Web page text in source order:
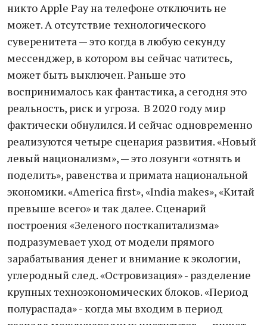
никто Apple Pay на телефоне отключить не
может. А отсутствие технологического
суверенитета — это когда в любую секунду
мессенджер, в котором вы сейчас чатитесь,
может быть выключен. Раньше это
воспринималось как фантастика, а сегодня это
реальность, риск и угроза. В 2020 году мир
фактически обнулился. И сейчас одновременно
реализуются четыре сценария развития. «Новый
левый национализм», — это лозунги «отнять и
поделить», равенства и примата национальной
экономики. «America first», «India makes», «Китай
превыше всего» и так далее. Сценарий
построения «Зеленого посткапитализма»
подразумевает уход от модели прямого
зарабатывания денег и внимание к экологии,
углеродный след. «Островизация» - разделение
крупных техноэкономических блоков. «Период
полураспада» - когда мы входим в период